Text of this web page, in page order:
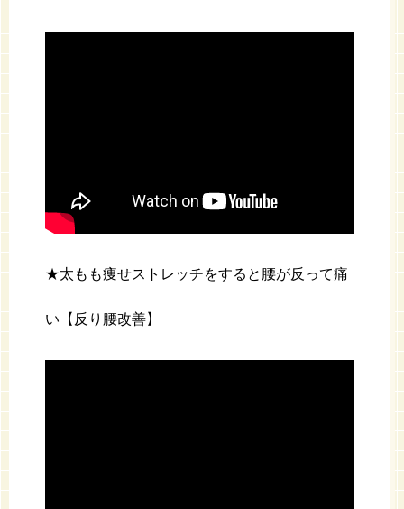
★太もも痩せストレッチをすると腰が反って痛
い【反り腰改善】